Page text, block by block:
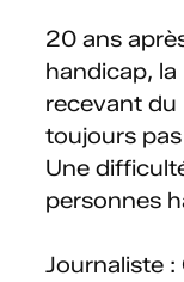
20 ans
handicap,
recevant du
toujours pas
Une
personnes
Journaliste :